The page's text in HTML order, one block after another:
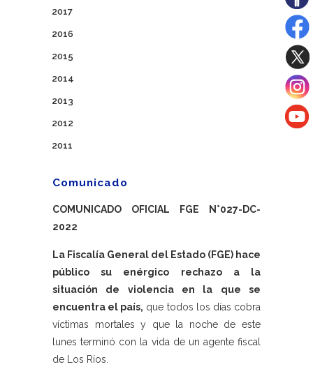
2017
2016
2015
2014
2013
2012
2011
Comunicado
COMUNICADO OFICIAL FGE N°027-DC-
2022
La Fiscalía General del Estado (FGE) hace
público su enérgico rechazo a la
situación de violencia en la que se
encuentra el país, que todos los días cobra
víctimas mortales y que la noche de este
lunes terminó con la vida de un agente fiscal
de Los Ríos.